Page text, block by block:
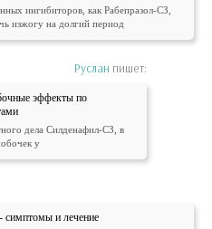
ингибиторов, как Рабепразол-СЗ,
изжогу на долгий период
Руслан пишет:
эффекты по
дела Силденафил-СЗ, в
у
симптомы и лечение